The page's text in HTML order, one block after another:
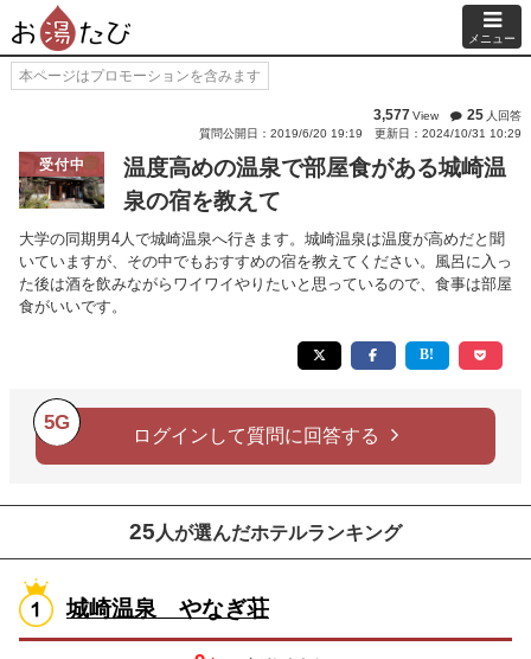
メニュー
本ページはプロモーションを含みます
3,577View 25 人回答
質問公開日：2019/6/20 19:19
更新日：2024/10/31 10:29
受付中
温度高めの温泉で部屋食がある城崎温
泉の宿を教えて
大学の同期男4人で城崎温泉へ行きます。城崎温泉は温度が高めだと聞
いていますが、その中でもおすすめの宿を教えてください。風呂に入っ
た後は酒を飲みながらワイワイやりたいと思っているので、食事は部屋
食がいいです。
5G
ログインして質問に回答する
25 人が選んだホテルランキング
城崎温泉 やなぎ荘